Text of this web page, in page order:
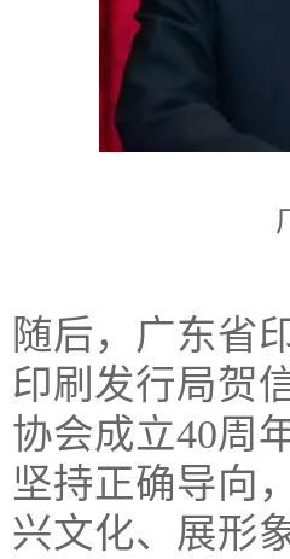
随后，广东省
印刷发行局贺
协会成立40周
坚持正确导向
兴文化、展形